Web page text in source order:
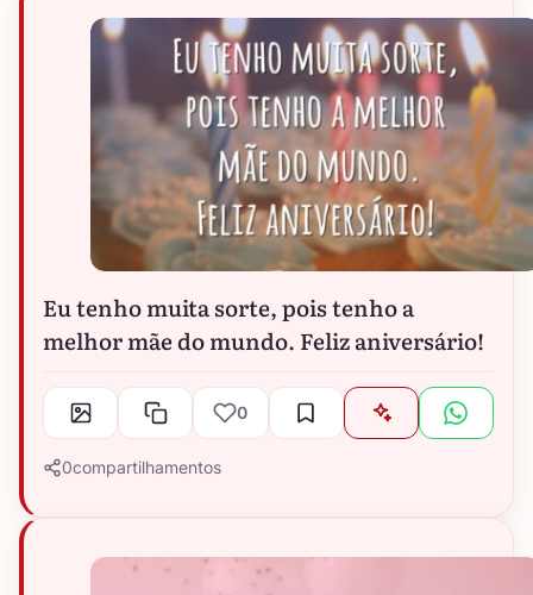
Eu tenho muita sorte, pois tenho a
melhor mãe do mundo. Feliz aniversário!
0
0compartilhamentos